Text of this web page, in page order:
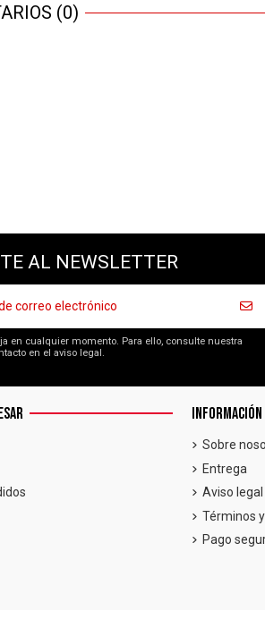
(0)
AL NEWSLETTER
en cualquier momento. Para ello, consulte nuestra
en el aviso legal.
Sobre
Entrega
Aviso legal
Términos
Pago